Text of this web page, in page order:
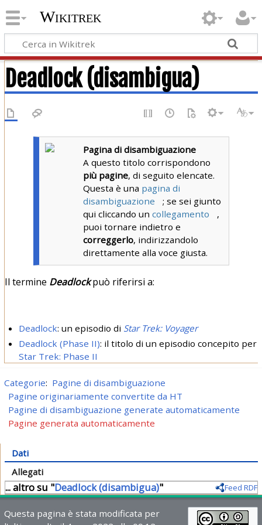
Wikitrek
Deadlock (disambigua)
Pagina di disambiguazione
A questo titolo corrispondono
più pagine, di seguito elencate.
Questa è una pagina di
disambiguazione
; se sei giunto
qui cliccando uncollegamento
,
puoi tornare indietro e
correggerlo, indirizzandolo
direttamente alla voce giusta.
Il termine Deadlockpuò riferirsi a:
Deadlock: un episodio di Star Trek: Voyager
Deadlock (Phase II): il titolo di un episodio concepito per
Star Trek: Phase II
Categorie: Pagine di disambiguazione
Pagine originariamente convertite da HT
Pagine di disambiguazione generate automaticamente
Pagine generata automaticamente
Dati
Allegati
... altro su "Deadlock (disambigua)" Feed RDF
Questa pagina è stata modificata per